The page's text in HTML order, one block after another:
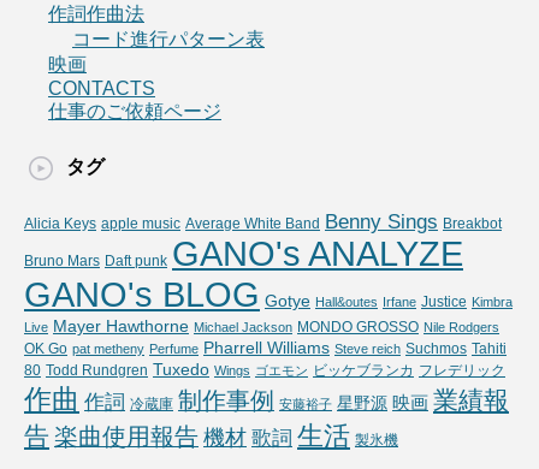
作詞作曲法
コード進行パターン表
映画
CONTACTS
仕事のご依頼ページ
タグ
Alicia Keys apple music Average White Band Benny Sings Breakbot
Bruno Mars Daft punk GANO's ANALYZE
GANO's BLOG Gotye Hall&outes Irfane Justice Kimbra
Live Mayer Hawthorne Michael Jackson MONDO GROSSO Nile Rodgers
OK Go pat metheny Perfume Pharrell Williams Steve reich Suchmos Tahiti
80 Todd Rundgren Tuxedo Wings ゴエモン ビッケブランカ フレデリック
作曲 作詞 冷蔵庫 制作事例 安藤裕子 星野源 映画 業績報
告楽曲使用報告機材 歌詞 生活 製氷機